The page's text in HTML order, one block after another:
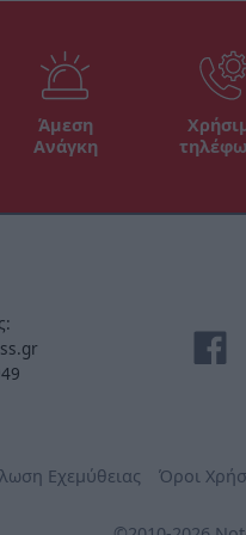
Άμεση
Ανάγκη
Εχεμύθειας Όροι